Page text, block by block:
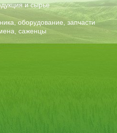
и сырье
оборудование, запчасти
саженцы